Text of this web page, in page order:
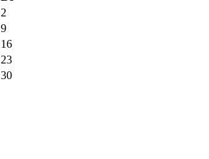
2
9
16
23
30